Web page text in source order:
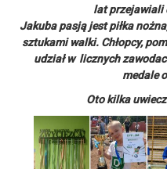
lat przejawiali
Jakuba pasją jest piłka
sztukami walki. Chłopcy,
udział w licznych
medale
Oto kilka